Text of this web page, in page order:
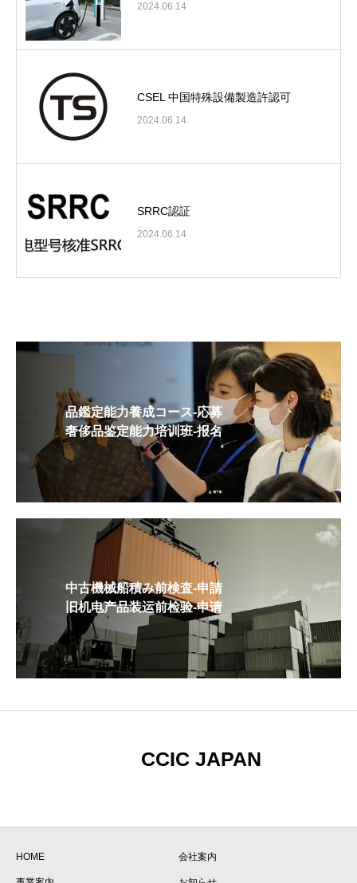
2024.06.14
CSEL 中国特殊設備製造許認可
2024.06.14
SRRC認証
2024.06.14
品鑑定能力養成コース-応募
奢侈品鉴定能力培训班-报名
中古機械船積み前検査-申請
旧机电产品装运前检验-申请
CCIC JAPAN
HOME 会社案内